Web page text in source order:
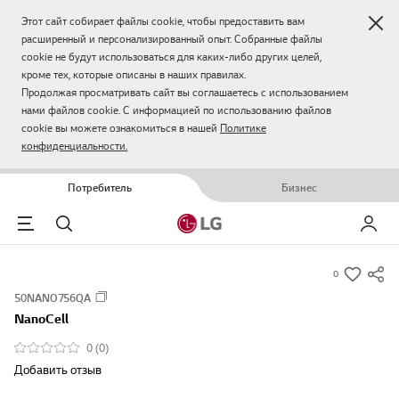
Этот сайт собирает файлы cookie, чтобы предоставить вам
расширенный и персонализированный опыт. Собранные файлы
cookie не будут использоваться для каких-либо других целей,
кроме тех, которые описаны в наших правилах.
Продолжая просматривать сайт вы соглашаетесь с использованием
нами файлов cookie. С информацией по использованию файлов
cookie вы можете ознакомиться в нашей Политике
конфиденциальности.
Потребитель Бизнес
Menu
Поиск Мой LG
0
s
50NANO756QA
NanoCell
0 (0)
Добавить отзыв